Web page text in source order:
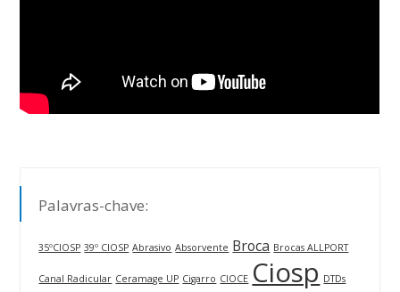
Palavras-chave:
35ºCIOSP 39º CIOSP Abrasivo Absorvente Broca Brocas ALLPORT
Canal Radicular Ceramage UP Cigarro CIOCE Ciosp DTDs